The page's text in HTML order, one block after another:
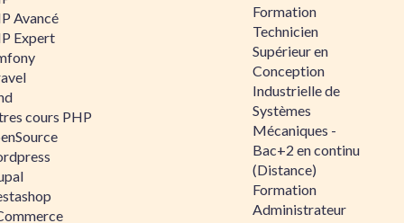
Avancé
Expert
cours PHP
Formation
Technicien
Supérieur en
Conception
Industrielle de
Systèmes
Mécaniques -
Bac+2 en continu
(Distance)
Formation
Administrateur